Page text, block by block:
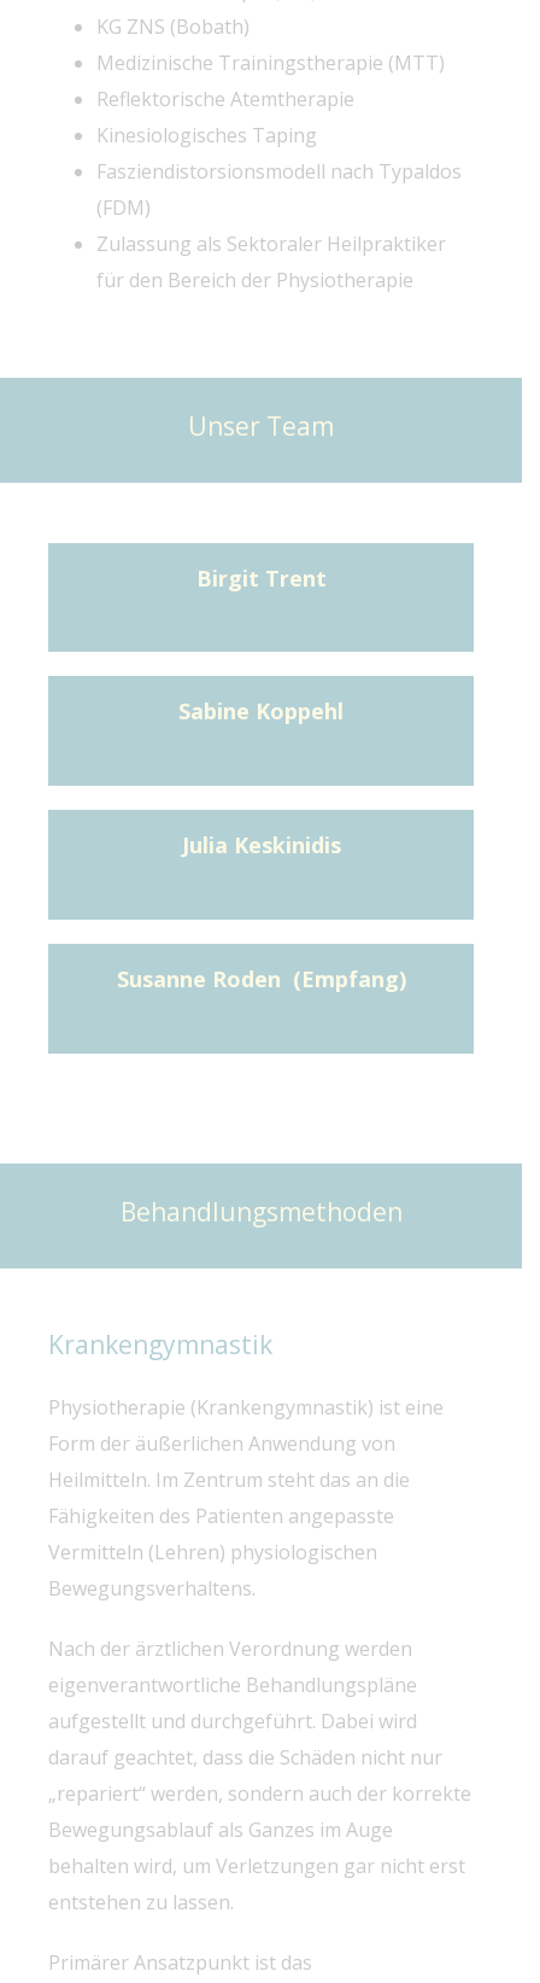
KG ZNS (Bobath)
Medizinische Trainingstherapie (MTT)
Reflektorische Atemtherapie
Kinesiologisches Taping
Fasziendistorsionsmodell nach Typaldos
(FDM)
Zulassung als Sektoraler Heilpraktiker
für den Bereich der Physiotherapie
Unser Team
Birgit Trent
Sabine Koppehl
Julia Keskinidis
Susanne Roden (Empfang)
Behandlungsmethoden
Krankengymnastik
Physiotherapie (Krankengymnastik) ist eine
Form der äußerlichen Anwendung von
Heilmitteln. Im Zentrum steht das an die
Fähigkeiten des Patienten angepasste
Vermitteln (Lehren) physiologischen
Bewegungsverhaltens.
Nach der ärztlichen Verordnung werden
eigenverantwortliche Behandlungspläne
aufgestellt und durchgeführt. Dabei wird
darauf geachtet, dass die Schäden nicht nur
„repariert“ werden, sondern auch der korrekte
Bewegungsablauf als Ganzes im Auge
behalten wird, um Verletzungen gar nicht erst
entstehen zu lassen.
Primärer Ansatzpunkt ist das